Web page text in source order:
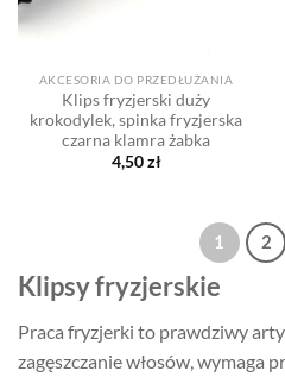
AKCESORIA DO PRZEDŁUŻANIA
Klips fryzjerski duży
krokodylek, spinka fryzjerska
czarna klamra żabka
4,50zł
1 2
Klipsy fryzjerskie
Praca fryzjerki to prawdziwy
zagęszczanie włosów, wymaga